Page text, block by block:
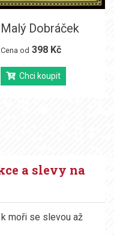
Malý Dobráček
Cena od 398 Kč
Chci koupit
a slevy na
moři se slevou až